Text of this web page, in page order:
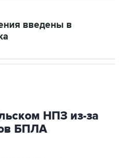
введены в
НПЗ из-за
БПЛА